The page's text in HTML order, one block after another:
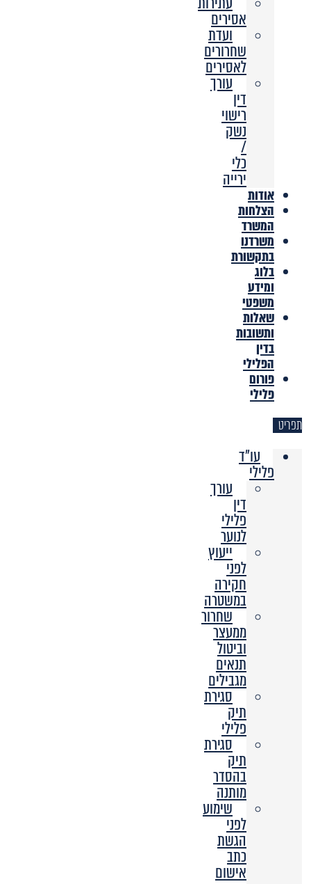
אסירים
ועדת
שחרורים
לאסירים
עורך
דין
רישוי
נשק
/
כלי
ירייה
אודות
הצלחות
המשרד
משרדנו
בתקשורת
בלוג
ומידע
משפטי
שאלות
ותשובות
בדין
הפלילי
פורום
פלילי
תפריט
עו"ד
פלילי
עורך
דין
פלילי
לנוער
ייעוץ
לפני
חקירה
במשטרה
שחרור
ממעצר
וביטול
תנאים
מגבילים
סגירת
תיק
פלילי
סגירת
תיק
בהסדר
מותנה
שימוע
לפני
הגשת
כתב
אישום